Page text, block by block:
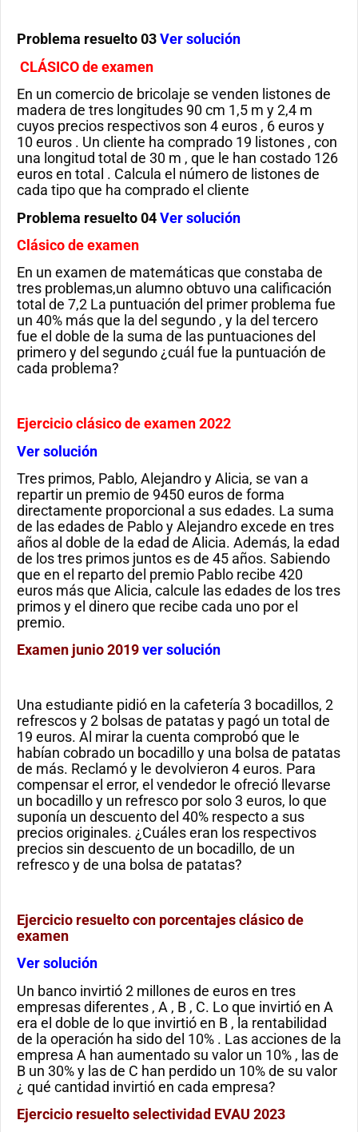
Problema resuelto 03Ver solución
CLÁSICO de examen
En un comercio de bricolaje se venden listones de
madera de tres longitudes 90 cm 1,5 m y 2,4 m
cuyos precios respectivos son 4 euros , 6 euros y
10 euros . Un cliente ha comprado 19 listones , con
una longitud total de 30 m , que le han costado 126
euros en total . Calcula el número de listones de
cada tipo que ha comprado el cliente
Problema resuelto 04Ver solución
Clásico de examen
En un examen de matemáticas que constaba de
tres problemas,un alumno obtuvo una calificación
total de 7,2 La puntuación del primer problema fue
un 40% más que la del segundo , y la del tercero
fue el doble de la suma de las puntuaciones del
primero y del segundo ¿cuál fue la puntuación de
cada problema?
Ejercicio clásico de examen 2022
Ver solución
Tres primos, Pablo, Alejandro y Alicia, se van a
repartir un premio de 9450 euros de forma
directamente proporcional a sus edades. La suma
de las edades de Pablo y Alejandro excede en tres
años al doble de la edad de Alicia. Además, la edad
de los tres primos juntos es de 45 años. Sabiendo
que en el reparto del premio Pablo recibe 420
euros más que Alicia, calcule las edades de los tres
primos y el dinero que recibe cada uno por el
premio.
Examen junio 2019ver solución
Una estudiante pidió en la cafetería 3 bocadillos, 2
refrescos y 2 bolsas de patatas y pagó un total de
19 euros. Al mirar la cuenta comprobó que le
habían cobrado un bocadillo y una bolsa de patatas
de más. Reclamó y le devolvieron 4 euros. Para
compensar el error, el vendedor le ofreció llevarse
un bocadillo y un refresco por solo 3 euros, lo que
suponía un descuento del 40% respecto a sus
precios originales. ¿Cuáles eran los respectivos
precios sin descuento de un bocadillo, de un
refresco y de una bolsa de patatas?
Ejercicio resuelto con porcentajes clásico de
examen
Ver solución
Un banco invirtió 2 millones de euros en tres
empresas diferentes , A , B , C. Lo que invirtió en A
era el doble de lo que invirtió en B , la rentabilidad
de la operación ha sido del 10% . Las acciones de la
empresa A han aumentado su valor un 10% , las de
B un 30% y las de C han perdido un 10% de su valor
¿ qué cantidad invirtió en cada empresa?
Ejercicio resuelto selectividad EVAU 2023